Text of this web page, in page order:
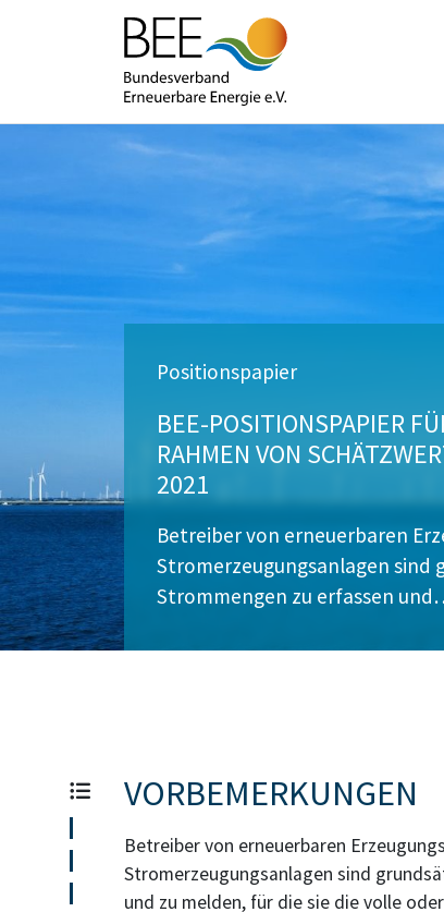
Positionspapier
BEE-POSITIONSPAPIER
RAHMEN VON
2021
Betreiber von erneuerbaren
Stromerzeugungsanlagen
Strommengen zu erfassen
VORBEMERKUNGEN
Betreiber von erneuerbaren
Stromerzeugungsanlagen sind
und zu melden, für die sie die volle